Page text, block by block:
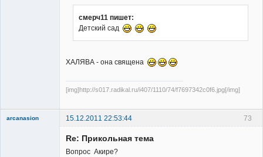
смерч11 пишет:
Детский сад
ХАЛЯВА - она священа
[img]http://s017.radikal.ru/i407/1110/74/f7697342c0f6.jpg[/img]
73
arcanasion 15.12.2011 22:53:44
Re: Прикольная тема
Вопрос Акире?